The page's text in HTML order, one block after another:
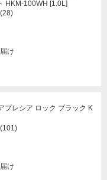
HKM-100WH [1.0L]
(28)
け
プレシア ロック ブラック K
(101)
け